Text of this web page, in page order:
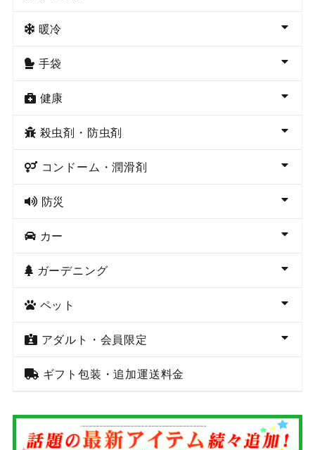
暖冷
手袋
健康
殺虫剤・防虫剤
コンドーム・潤滑剤
防災
カー
ガーデニング
ペット
アダルト・会員限定
ギフト包装・追加運送料金